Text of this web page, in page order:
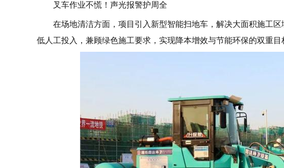
叉车作业不慌！声光报警护周全
在场地清洁方面，项目引入新型智能扫地车，解决大面积施工
低人工投入，兼顾绿色施工要求，实现降本增效与节能环保的双重目